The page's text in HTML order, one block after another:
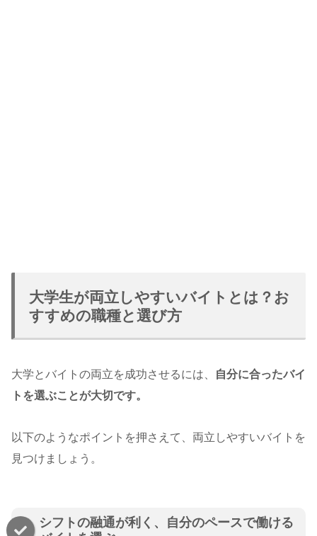
大学生が両立しやすいバイトとは？お
すすめの職種と選び方
大学とバイトの両立を成功させるには、
自分に合ったバイ
トを選ぶことが大切です。
以下のようなポイントを押さえて、両立しやすいバイトを
見つけましょう。
シフトの融通が利く、自分のペースで働ける